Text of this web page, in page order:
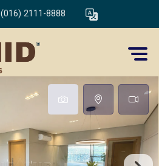
(016) 2111-8888